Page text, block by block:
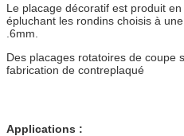
Le placage décoratif est produit
épluchant les rondins choisis à
.6mm.
Des placages rotatoires de coupe
fabrication de contreplaqué
Applications :